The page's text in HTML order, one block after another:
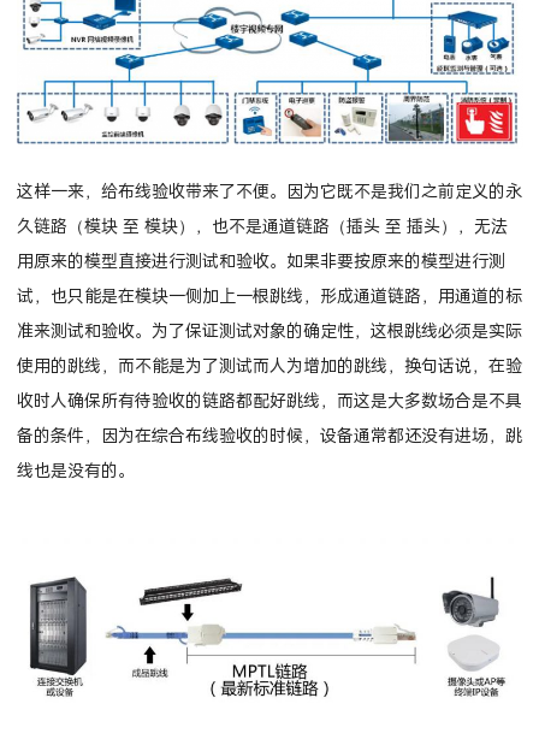
这样一来，给布线验收带来了不便。因为它既不是我们之前定义的永
久链路（模块 至 模块），也不是通道链路（插头 至 插头），无法
用原来的模型直接进行测试和验收。如果非要按原来的模型进行测
试，也只能是在模块一侧加上一根跳线，形成通道链路，用通道的标
准来测试和验收。 为了保证测试对象的确定性，这根跳线必须是实际
使用的跳线，而不能是为了测试而人为增加的跳线，换句话说，在验
收时人确保所有待验收的链路都配好跳线，而这是大多数场合是不具
备的条件，因为在综合布线验收的时候，设备通常都还没有进场，跳
线也是没有的。